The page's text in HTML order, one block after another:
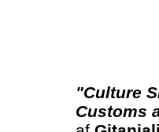
"Culture
Customs